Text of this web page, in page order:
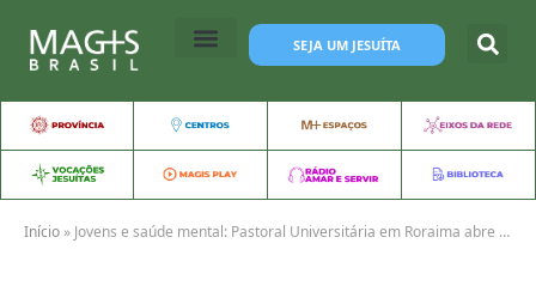
SEJA UM JESUÍTA
Início » Jovens e saúde mental: Pastoral Universitária em Roraima abre rodas de conversa sobre o tema